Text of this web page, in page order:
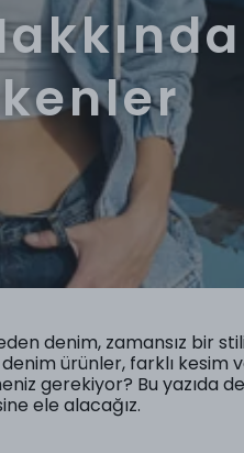
denim, zamansız bir
ürünler, farklı kesim
gerekiyor? Bu yazıda
ele alacağız.